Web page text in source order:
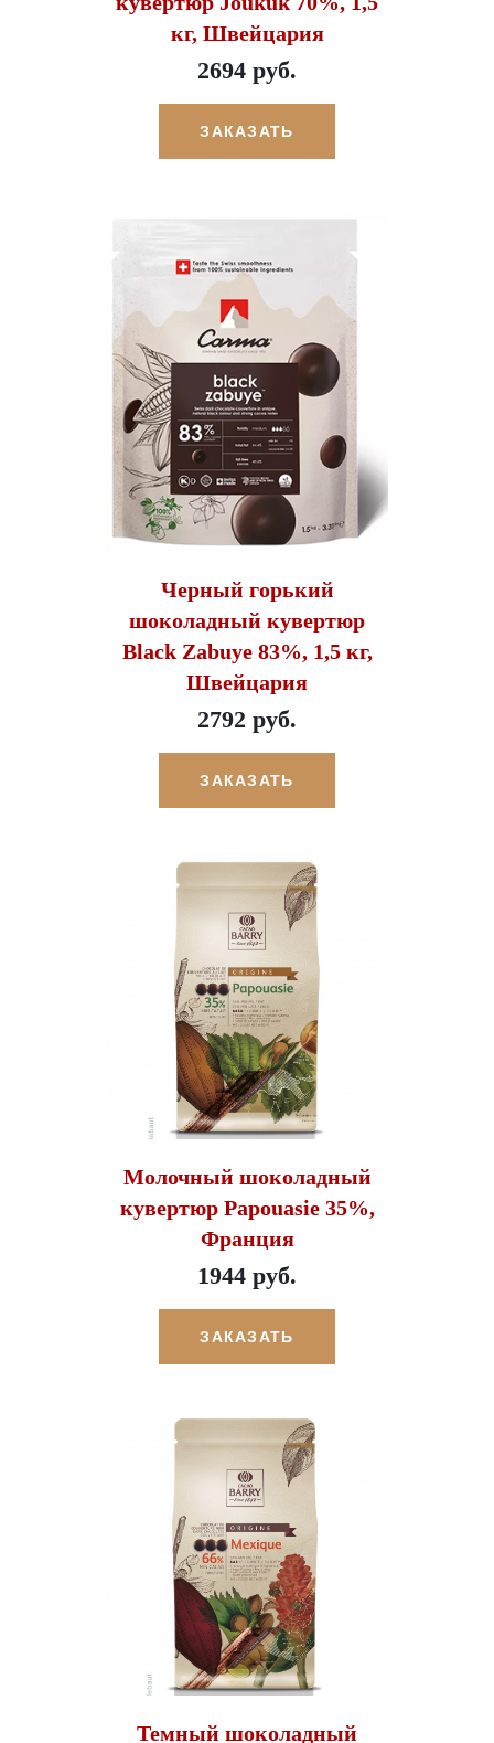
кг, Швейцария
2694 руб.
ЗАКАЗАТЬ
Черный горький
шоколадный кувертюр
Black Zabuye 83%, 1,5 кг,
Швейцария
2792 руб.
ЗАКАЗАТЬ
Молочный шоколадный
кувертюр Papouasie 35%,
Франция
1944 руб.
ЗАКАЗАТЬ
Темный шоколадный